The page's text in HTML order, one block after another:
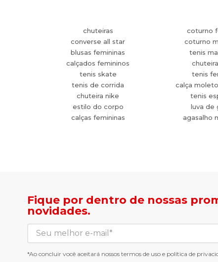
chuteiras
converse all star
blusas femininas
calçados femininos
tenis skate
tenis de corrida
chuteira nike
estilo do corpo
calças femininas
coturno
coturno
tenis
tenis
calça
tenis
luva de
agasalho
Fique por dentro de nossas
novidades.
*Ao concluir você aceitará nossos termos de uso e política de